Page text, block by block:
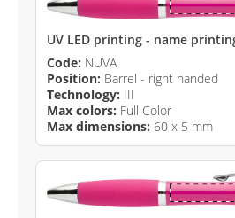
UV LED printing - name
Code: NUVA
Position: Barrel - right handed
Technology: III
Max colors: Full Color
Max dimensions: 60 x 5 mm